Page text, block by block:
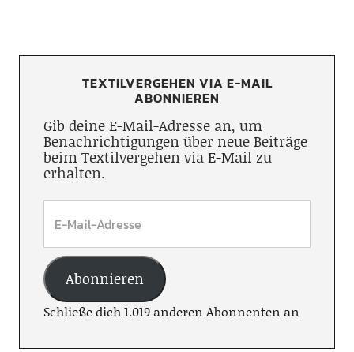
TEXTILVERGEHEN VIA E-MAIL
ABONNIEREN
Gib deine E-Mail-Adresse an, um
Benachrichtigungen über neue Beiträge
beim Textilvergehen via E-Mail zu
erhalten.
Abonnieren
Schließe dich 1.019 anderen Abonnenten an